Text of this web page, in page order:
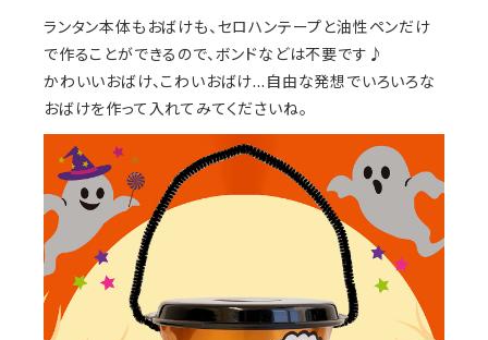
ランタン本体もおばけも、セロハンテープと油性ペンだけ
で作ることができるので、ボンドなどは不要です♪
かわいいおばけ、こわいおばけ…自由な発想でいろいろな
おばけを作って入れてみてくださいね。